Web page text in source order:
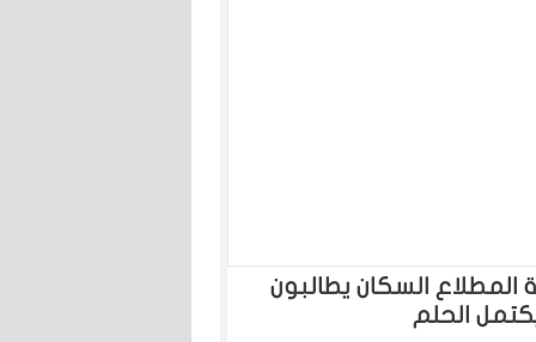
المطلاع السكان يطالبون
الحلم